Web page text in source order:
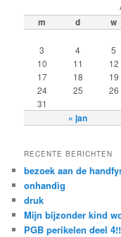
m d w
« jan
3
4 5
10
11 12
17
18 19
24
25 26
31
RECENTE BERICHTEN
bezoek aan de
onhandig
druk
Mijn bijzonder kind
PGB perikelen deel 4!!